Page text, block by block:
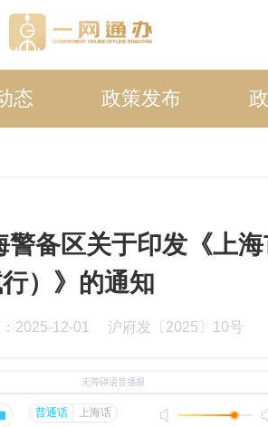
态 政策发布
备区关于印发《上
）》的通知
：2025-12-01 沪府发〔2025〕10号